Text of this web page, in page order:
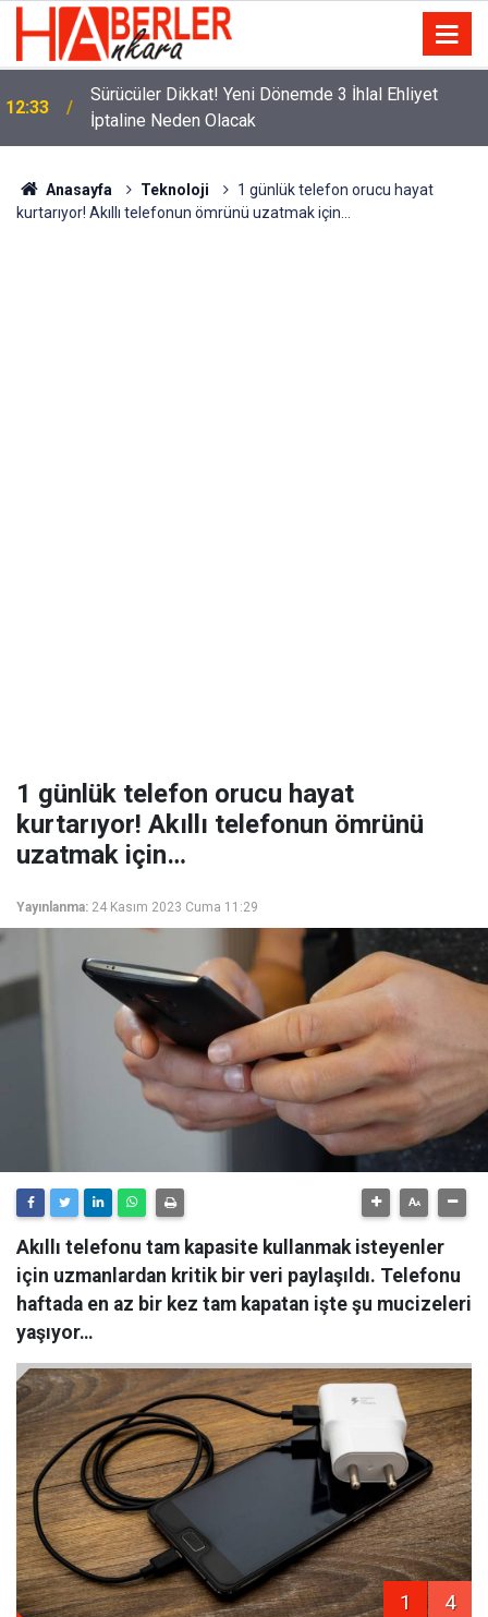
12:33
Sürücüler Dikkat! Yeni Dönemde 3 İhlal Ehliyet
İptaline Neden Olacak
Anasayfa Teknoloji
1 günlük telefon orucu hayat
kurtarıyor! Akıllı telefonun ömrünü uzatmak için…
1 günlük telefon orucu hayat
kurtarıyor! Akıllı telefonun ömrünü
uzatmak için…
Yayınlanma: 24 Kasım 2023 Cuma 11:29
Akıllı telefonu tam kapasite kullanmak isteyenler
için uzmanlardan kritik bir veri paylaşıldı. Telefonu
haftada en az bir kez tam kapatan işte şu mucizeleri
yaşıyor…
1 4